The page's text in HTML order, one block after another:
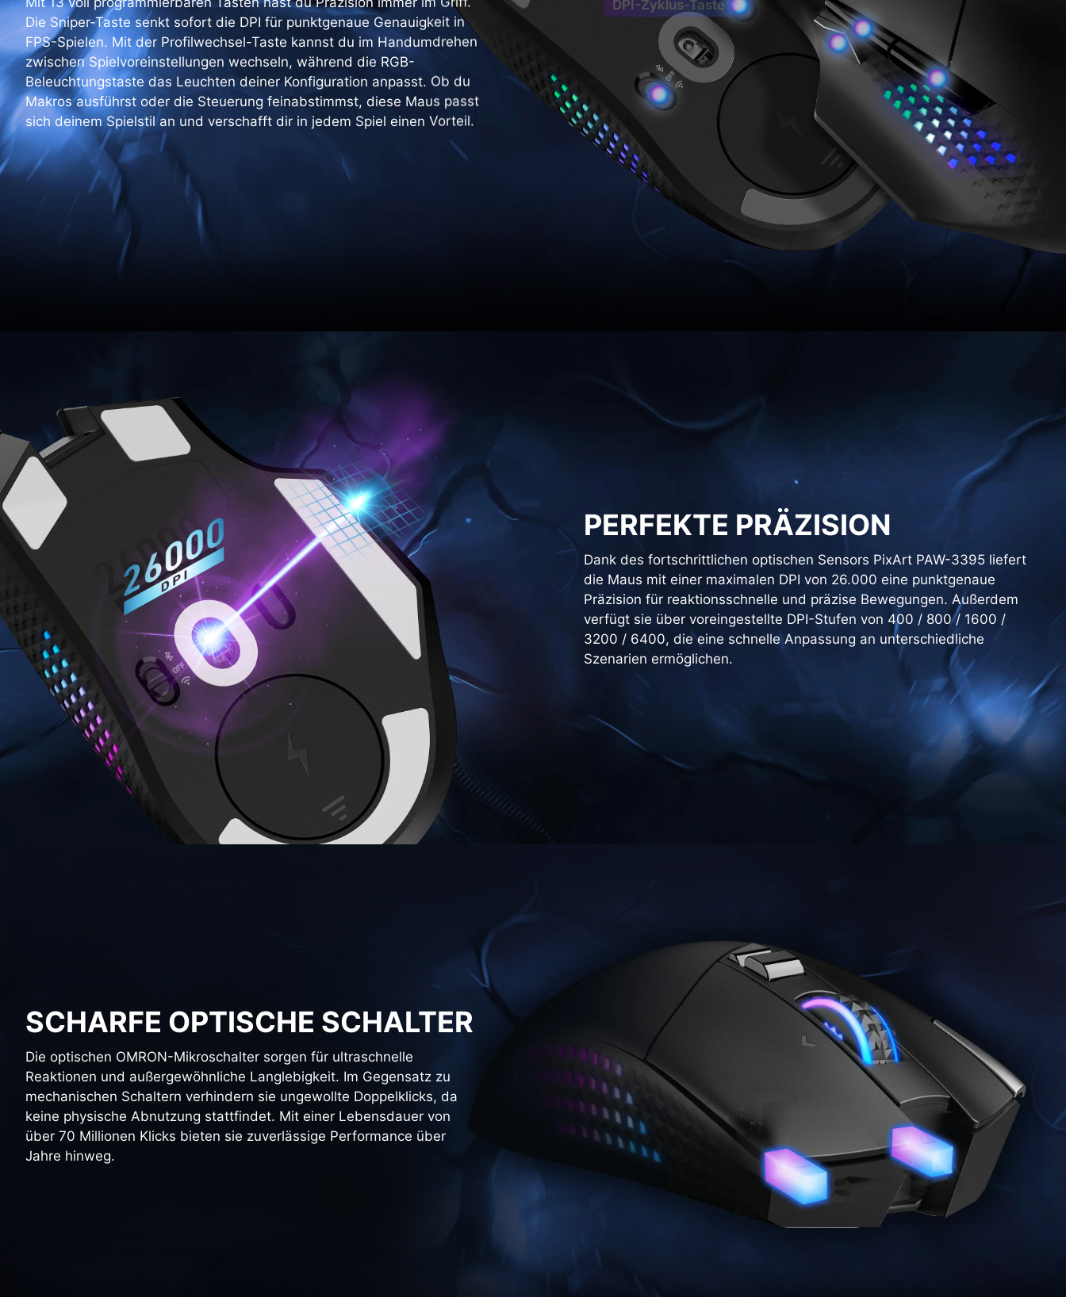
Die Sniper-Taste senkt sofort die DPI für punktgenaue Genauigkeit in
FPS-Spielen. Mit der Profilwechsel-Taste kannst du im Handumdrehen
zwischen Spielvoreinstellungen wechseln, während die RGB-
Beleuchtungstaste das Leuchten deiner Konfiguration anpasst. Ob du
Makros ausführst oder die Steuerung feinabstimmst, diese Maus passt
sich deinem Spielstil an und verschafft dir in jedem Spiel einen Vorteil.
PERFEKTE PRÄZISION
Dank des fortschrittlichen optischen Sensors PixArt PAW-3395 liefert
die Maus mit einer maximalen DPI von 26.000 eine punktgenaue
Präzision für reaktionsschnelle und präzise Bewegungen. Außerdem
verfügt sie über voreingestellte DPI-Stufen von 400 / 800 / 1600 /
3200 / 6400, die eine schnelle Anpassung an unterschiedliche
Szenarien ermöglichen.
SCHARFE OPTISCHE SCHALTER
Die optischen OMRON-Mikroschalter sorgen für ultraschnelle
Reaktionen und außergewöhnliche Langlebigkeit. Im Gegensatz zu
mechanischen Schaltern verhindern sie ungewollte Doppelklicks, da
keine physische Abnutzung stattfindet. Mit einer Lebensdauer von
über 70 Millionen Klicks bieten sie zuverlässige Performance über
Jahre hinweg.